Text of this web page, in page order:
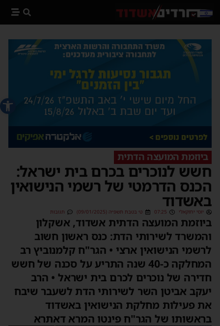
פתח
ביוזמת המועצה הדתית
חשש לנוכרים בכרם בית ישראל:
הכנס הדרמטי של רשמי הנישואין
באשדוד
יוסי יחזקאלי 07:25 ט׳ בטבת תשפ״ה (09/01/2025) תגובות
ביוזמת המועצה הדתית אשדוד, אשקלון
והמשרד לשירותי הדת: כנס ראשון חשוב
לרשמי הנישואין ארצי • הגר"ח קלמנוביץ רב
המחלקה כ-40 שנה התריע על סכנה של חשש
חדירה של נוכרים לכרם בית ישראל • הרב
יעקב אביטן השר לשירותי הדת לשעבר שיבח
את פעילות מחלקת הנישואין באשדוד
בראשותו של הגר"ח פינטו המרא דאתרא